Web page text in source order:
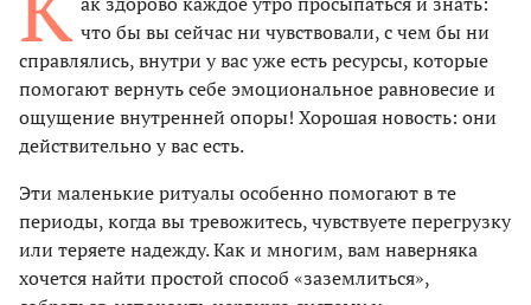
что бы вы сейчас ни чувствовали, с чем бы ни
справлялись, внутри у вас уже есть ресурсы, которые
помогают вернуть себе эмоциональное равновесие и
ощущение внутренней опоры! Хорошая новость: они
действительно у вас есть.
Эти маленькие ритуалы особенно помогают в те
периоды, когда вы тревожитесь, чувствуете перегрузку
или теряете надежду. Как и многим, вам наверняка
хочется найти простой способ «заземлиться»,